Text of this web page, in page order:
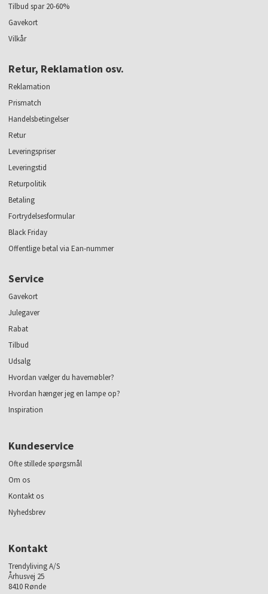
Tilbud spar 20-60%
Gavekort
Vilkår
Retur, Reklamation osv.
Reklamation
Prismatch
Handelsbetingelser
Retur
Leveringspriser
Leveringstid
Returpolitik
Betaling
Fortrydelsesformular
Black Friday
Offentlige betal via Ean-nummer
Service
Gavekort
Julegaver
Rabat
Tilbud
Udsalg
Hvordan vælger du havemøbler?
Hvordan hænger jeg en lampe op?
Inspiration
Kundeservice
Ofte stillede spørgsmål
Om os
Kontakt os
Nyhedsbrev
Kontakt
Trendyliving A/S
Århusvej 25
8410 Rønde